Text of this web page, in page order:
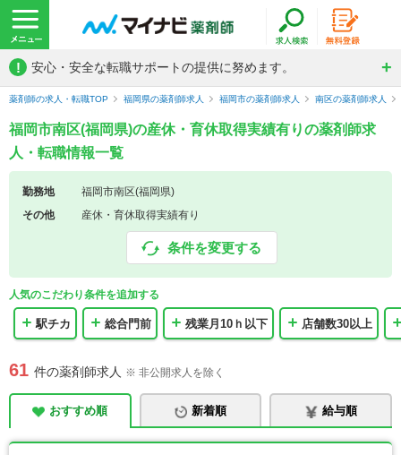
! 安心・安全な転職サポートの提供に努めます。
薬剤師の求人・転職TOP 福岡県の薬剤師求人 福岡市の薬剤師求人 南区の薬剤師求人
福岡市南区(福岡県)の産休・育休取得実績有りの薬剤師求
人・転職情報一覧
勤務地
福岡市南区(福岡県)
その他
産休・育休取得実績有り
条件を変更する
人気のこだわり条件を追加する
駅チカ 総合門前 残業月10ｈ以下 店舗数30以上
61 件の薬剤師求人 ※ 非公開求人を除く
おすすめ順 新着順 給与順